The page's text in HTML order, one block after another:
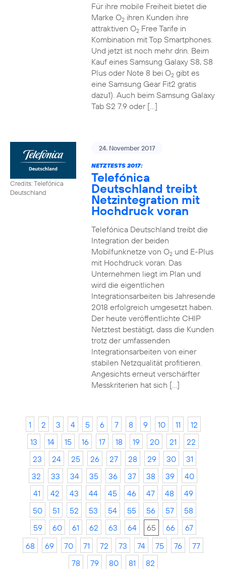
Für ihre mobile Freiheit bietet die
Marke O2ihren Kunden ihre
attraktiven O2Free Tarife in
Kombination mit Top Smartphones.
Und jetzt ist noch mehr drin. Beim
Kauf eines Samsung Galaxy S8, S8
Plus oder Note 8 bei O2gibt es
eine Samsung Gear Fit2 gratis
dazu1). Auch beim Samsung Galaxy
Tab S2 7.9 oder […]
Credits: Telefónica
Deutschland
24. November 2017
NETZTESTS 2017:
Telefónica
Deutschland treibt
Netzintegration mit
Hochdruck voran
Telefónica Deutschland treibt die
Integration der beiden
Mobilfunknetze von O2und E-Plus
mit Hochdruck voran. Das
Unternehmen liegt im Plan und
wird die eigentlichen
Integrationsarbeiten bis Jahresende
2018 erfolgreich umgesetzt haben.
Der heute veröffentlichte CHIP
Netztest bestätigt, dass die Kunden
trotz der umfassenden
Integrationsarbeiten von einer
stabilen Netzqualität profitieren.
Angesichts erneut verschärfter
Messkriterien hat sich […]
1 2 3 4 5 6 7 8 9 10 11
12
13
14 15 16 17 18 19 20 21
22
23
24 25 26 27 28 29 30
31
32
33 34 35 36 37 38 39
40
41
42 43 44 45 46 47 48
49
50
51 52 53 54 55 56 57
58
59
60 61 62 63 64 65 66
67
68
69 70 71 72 73 74 75 76
77
78
79 80 81 82